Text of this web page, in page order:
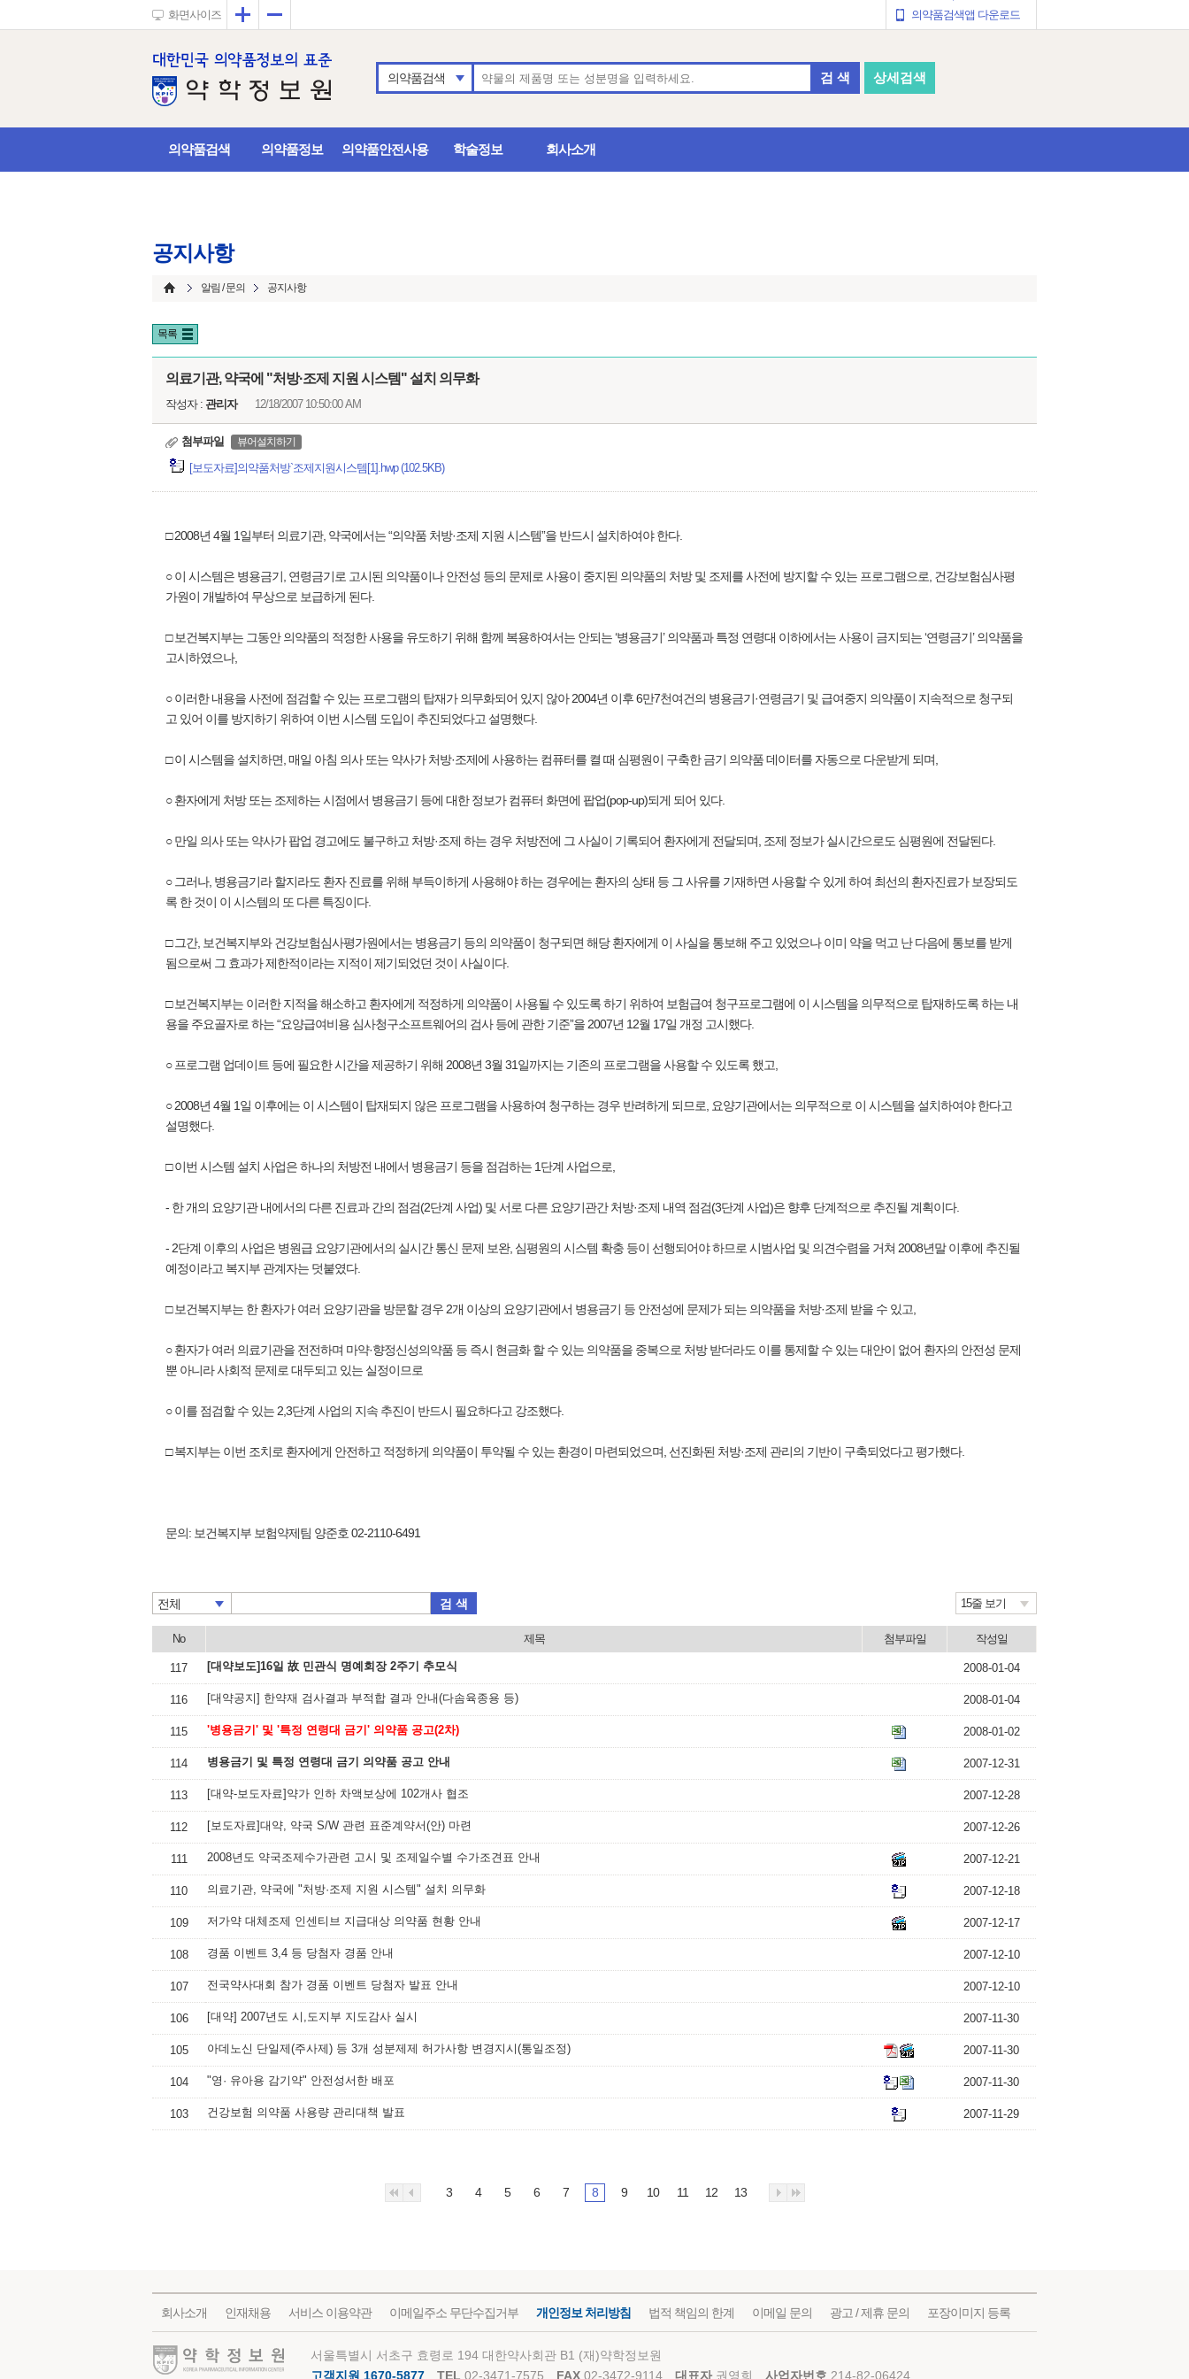
화면사이즈 확대 의약품검색앱 다운로드
의약품검색 검 색 상세검색
의약품검색 의약품정보 의약품안전사용 학술정보 회사소개
공지사항
알림 / 문의 공지사항
목록
의료기관, 약국에 "처방·조제 지원 시스템" 설치 의무화
작성자 : 관리자 12/18/2007 10:50:00 AM
첨부파일 뷰어설치하기
[보도자료]의약품처방`조제지원시스템[1].hwp (102.5KB)
□ 2008년 4월 1일부터 의료기관, 약국에서는 “의약품 처방·조제 지원 시스템”을 반드시 설치하여야 한다.
○ 이 시스템은 병용금기, 연령금기로 고시된 의약품이나 안전성 등의 문제로 사용이 중지된 의약품의 처방 및 조제를 사전에 방지할 수 있는 프로그램으로, 건강보험심사평
가원이 개발하여 무상으로 보급하게 된다.
□ 보건복지부는 그동안 의약품의 적정한 사용을 유도하기 위해 함께 복용하여서는 안되는 ‘병용금기’ 의약품과 특정 연령대 이하에서는 사용이 금지되는 ‘연령금기’ 의약품을
고시하였으나,
○ 이러한 내용을 사전에 점검할 수 있는 프로그램의 탑재가 의무화되어 있지 않아 2004년 이후 6만7천여건의 병용금기·연령금기 및 급여중지 의약품이 지속적으로 청구되
고 있어 이를 방지하기 위하여 이번 시스템 도입이 추진되었다고 설명했다.
□ 이 시스템을 설치하면, 매일 아침 의사 또는 약사가 처방·조제에 사용하는 컴퓨터를 켤 때 심평원이 구축한 금기 의약품 데이터를 자동으로 다운받게 되며,
○ 환자에게 처방 또는 조제하는 시점에서 병용금기 등에 대한 정보가 컴퓨터 화면에 팝업(pop-up)되게 되어 있다.
○ 만일 의사 또는 약사가 팝업 경고에도 불구하고 처방·조제 하는 경우 처방전에 그 사실이 기록되어 환자에게 전달되며, 조제 정보가 실시간으로도 심평원에 전달된다.
○ 그러나, 병용금기라 할지라도 환자 진료를 위해 부득이하게 사용해야 하는 경우에는 환자의 상태 등 그 사유를 기재하면 사용할 수 있게 하여 최선의 환자진료가 보장되도
록 한 것이 이 시스템의 또 다른 특징이다.
□ 그간, 보건복지부와 건강보험심사평가원에서는 병용금기 등의 의약품이 청구되면 해당 환자에게 이 사실을 통보해 주고 있었으나 이미 약을 먹고 난 다음에 통보를 받게
됨으로써 그 효과가 제한적이라는 지적이 제기되었던 것이 사실이다.
□ 보건복지부는 이러한 지적을 해소하고 환자에게 적정하게 의약품이 사용될 수 있도록 하기 위하여 보험급여 청구프로그램에 이 시스템을 의무적으로 탑재하도록 하는 내
용을 주요골자로 하는 “요양급여비용 심사청구소프트웨어의 검사 등에 관한 기준”을 2007년 12월 17일 개정 고시했다.
○ 프로그램 업데이트 등에 필요한 시간을 제공하기 위해 2008년 3월 31일까지는 기존의 프로그램을 사용할 수 있도록 했고,
○ 2008년 4월 1일 이후에는 이 시스템이 탑재되지 않은 프로그램을 사용하여 청구하는 경우 반려하게 되므로, 요양기관에서는 의무적으로 이 시스템을 설치하여야 한다고
설명했다.
□ 이번 시스템 설치 사업은 하나의 처방전 내에서 병용금기 등을 점검하는 1단계 사업으로,
- 한 개의 요양기관 내에서의 다른 진료과 간의 점검(2단계 사업) 및 서로 다른 요양기관간 처방·조제 내역 점검(3단계 사업)은 향후 단계적으로 추진될 계획이다.
- 2단계 이후의 사업은 병원급 요양기관에서의 실시간 통신 문제 보완, 심평원의 시스템 확충 등이 선행되어야 하므로 시범사업 및 의견수렴을 거쳐 2008년말 이후에 추진될
예정이라고 복지부 관계자는 덧붙였다.
□ 보건복지부는 한 환자가 여러 요양기관을 방문할 경우 2개 이상의 요양기관에서 병용금기 등 안전성에 문제가 되는 의약품을 처방·조제 받을 수 있고,
○ 환자가 여러 의료기관을 전전하며 마약·향정신성의약품 등 즉시 현금화 할 수 있는 의약품을 중복으로 처방 받더라도 이를 통제할 수 있는 대안이 없어 환자의 안전성 문제
뿐 아니라 사회적 문제로 대두되고 있는 실정이므로
○ 이를 점검할 수 있는 2,3단계 사업의 지속 추진이 반드시 필요하다고 강조했다.
□ 복지부는 이번 조치로 환자에게 안전하고 적정하게 의약품이 투약될 수 있는 환경이 마련되었으며, 선진화된 처방·조제 관리의 기반이 구축되었다고 평가했다.
문의: 보건복지부 보험약제팀 양준호 02-2110-6491
전체 검 색 15줄 보기
No 제목 첨부파일 작성일
117 [대약보도]16일 故 민관식 명예회장 2주기 추모식 2008-01-04
116 [대약공지] 한약재 검사결과 부적합 결과 안내(다솜육종용 등) 2008-01-04
115 '병용금기' 및 '특정 연령대 금기' 의약품 공고(2차) 2008-01-02
114 병용금기 및 특정 연령대 금기 의약품 공고 안내 2007-12-31
113 [대약-보도자료]약가 인하 차액보상에 102개사 협조 2007-12-28
112 [보도자료]대약, 약국 S/W 관련 표준계약서(안) 마련 2007-12-26
111 2008년도 약국조제수가관련 고시 및 조제일수별 수가조견표 안내 2007-12-21
110 의료기관, 약국에 "처방·조제 지원 시스템" 설치 의무화 2007-12-18
109 저가약 대체조제 인센티브 지급대상 의약품 현황 안내 2007-12-17
108 경품 이벤트 3,4 등 당첨자 경품 안내 2007-12-10
107 전국약사대회 참가 경품 이벤트 당첨자 발표 안내 2007-12-10
106 [대약] 2007년도 시,도지부 지도감사 실시 2007-11-30
105 아데노신 단일제(주사제) 등 3개 성분제제 허가사항 변경지시(통일조정) 2007-11-30
104 "영· 유아용 감기약" 안전성서한 배포 2007-11-30
103 건강보험 의약품 사용량 관리대책 발표 2007-11-29
3 4 5 6 7 8 9 10 11 12 13
회사소개 인재채용 서비스 이용약관 이메일주소 무단수집거부 개인정보 처리방침 법적 책임의 한계 이메일 문의 광고 / 제휴 문의 포장이미지 등록
약학정보원
서울특별시 서초구 효령로 194 대한약사회관 B1 (재)약학정보원
고객지원 1670-5877
TEL 02-3471-7575 FAX 02-3472-9114 대표자 권영희 사업자번호 214-82-06424